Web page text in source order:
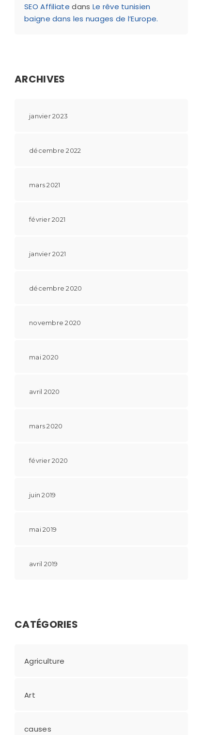
SEO Affiliate dans Le rêve tunisien
baigne dans les nuages de l’Europe.
ARCHIVES
janvier 2023
décembre 2022
mars 2021
février 2021
janvier 2021
décembre 2020
novembre 2020
mai 2020
avril 2020
mars 2020
février 2020
juin 2019
mai 2019
avril 2019
CATÉGORIES
Agriculture
Art
causes